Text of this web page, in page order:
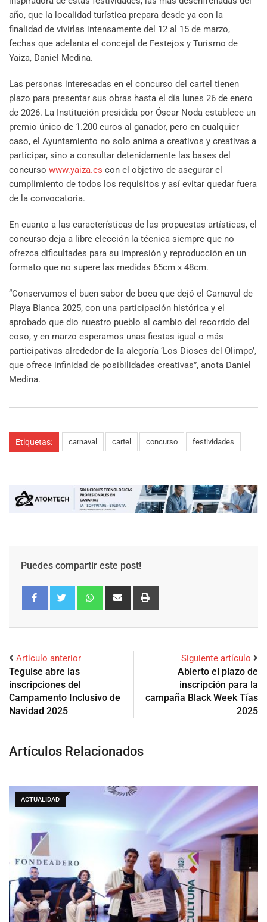
año, que la localidad turística prepara desde ya con la
finalidad de vivirlas intensamente del 12 al 15 de marzo,
fechas que adelanta el concejal de Festejos y Turismo de
Yaiza, Daniel Medina.
Las personas interesadas en el concurso del cartel tienen
plazo para presentar sus obras hasta el día lunes 26 de enero
de 2026. La Institución presidida por Óscar Noda establece un
premio único de 1.200 euros al ganador, pero en cualquier
caso, el Ayuntamiento no solo anima a creativos y creativas a
participar, sino a consultar detenidamente las bases del
concurso www.yaiza.es con el objetivo de asegurar el
cumplimiento de todos los requisitos y así evitar quedar fuera
de la convocatoria.
En cuanto a las características de las propuestas artísticas, el
concurso deja a libre elección la técnica siempre que no
ofrezca dificultades para su impresión y reproducción en un
formato que no supere las medidas 65cm x 48cm.
“Conservamos el buen sabor de boca que dejó el Carnaval de
Playa Blanca 2025, con una participación histórica y el
aprobado que dio nuestro pueblo al cambio del recorrido del
coso, y en marzo esperamos unas fiestas igual o más
participativas alrededor de la alegoría ‘Los Dioses del Olimpo’,
que ofrece infinidad de posibilidades creativas”, anota Daniel
Medina.
Etiquetas: carnaval cartel concurso festividades
Puedes compartir este post!
Artículo anterior
Teguise abre las
inscripciones del
Campamento Inclusivo de
Navidad 2025
Siguiente artículo
Abierto el plazo de
inscripción para la
campaña Black Week Tías
2025
Artículos Relacionados
ACTUALIDAD